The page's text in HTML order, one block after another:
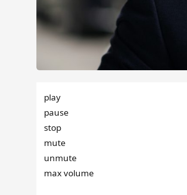
play
pause
stop
mute
unmute
max volume